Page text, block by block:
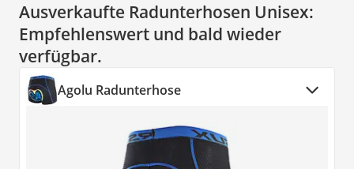
Ausverkaufte Radunterhosen Unisex:
Empfehlenswert und bald wieder
verfügbar.
Agolu Radunterhose